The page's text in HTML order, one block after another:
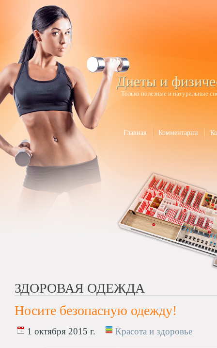
Диеты и
Только полезные и натуральные
Главная Комментарии
ЗДОРОВАЯ ОДЕЖДА
Носите безопасную одежду!
1 октября 2015 г. Красота и здоровье